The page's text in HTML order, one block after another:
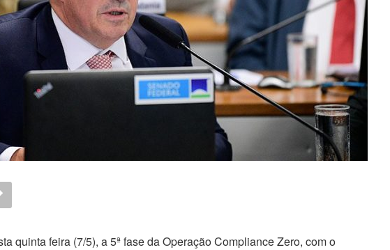
quinta feira (7/5), a 5ª fase da Operação Compliance Zero, com o